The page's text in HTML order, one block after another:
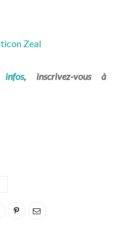
Zeal
, inscrivez-vous à